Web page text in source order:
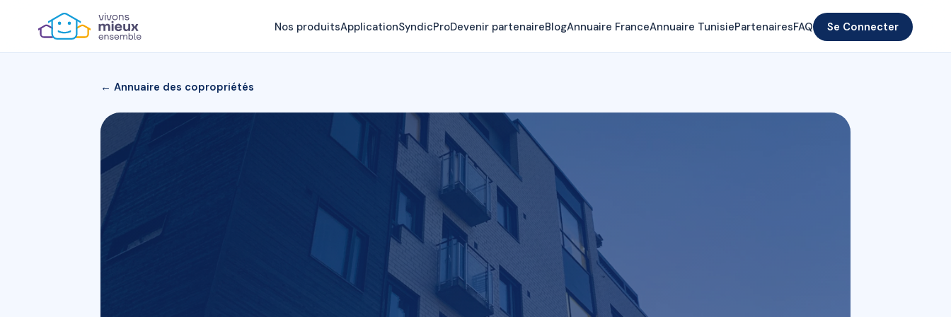
Nos produitsApplicationSyndicProDevenir partenaireBlogAnnuaire FranceAnnuaire TunisiePartenairesFAQ Se Connecter
← Annuaire des copropriétés